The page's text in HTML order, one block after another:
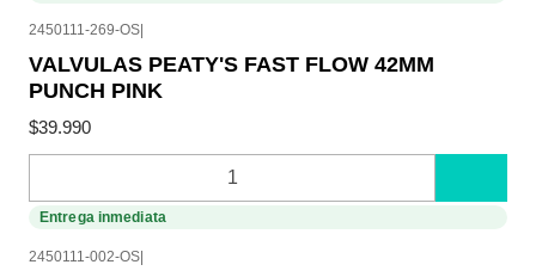
2450111-269-OS
VALVULAS PEATY'S FAST FLOW 42MM
PUNCH PINK
$39.990
Entrega inmediata
2450111-002-OS|